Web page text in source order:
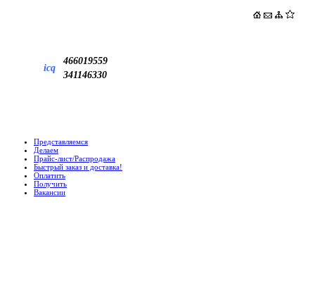
icq
466019559
341146330
Представляемся
Делаем
Прайс-лист/Распродажа
Быстрый заказ и доставка!
Оплатить
Получить
Вакансии